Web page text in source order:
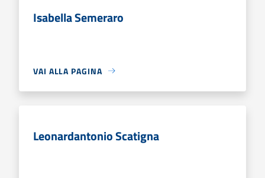
Isabella Semeraro
VAI ALLA PAGINA
Leonardantonio Scatigna